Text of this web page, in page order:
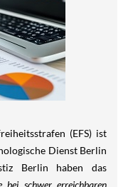
(EFS) ist
Dienst Berlin
Berlin haben das
bei schwer erreichbaren